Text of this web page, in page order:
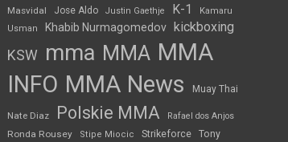
Masvidal
Jose Aldo Justin Gaethje K-1
Kamaru
Usman
Khabib Nurmagomedov kickboxing
KSW mma MMA MMA
INFO MMA News Muay Thai
Nate Diaz Polskie MMA Rafael dos Anjos
Ronda Rousey Stipe Miocic Strikeforce Tony